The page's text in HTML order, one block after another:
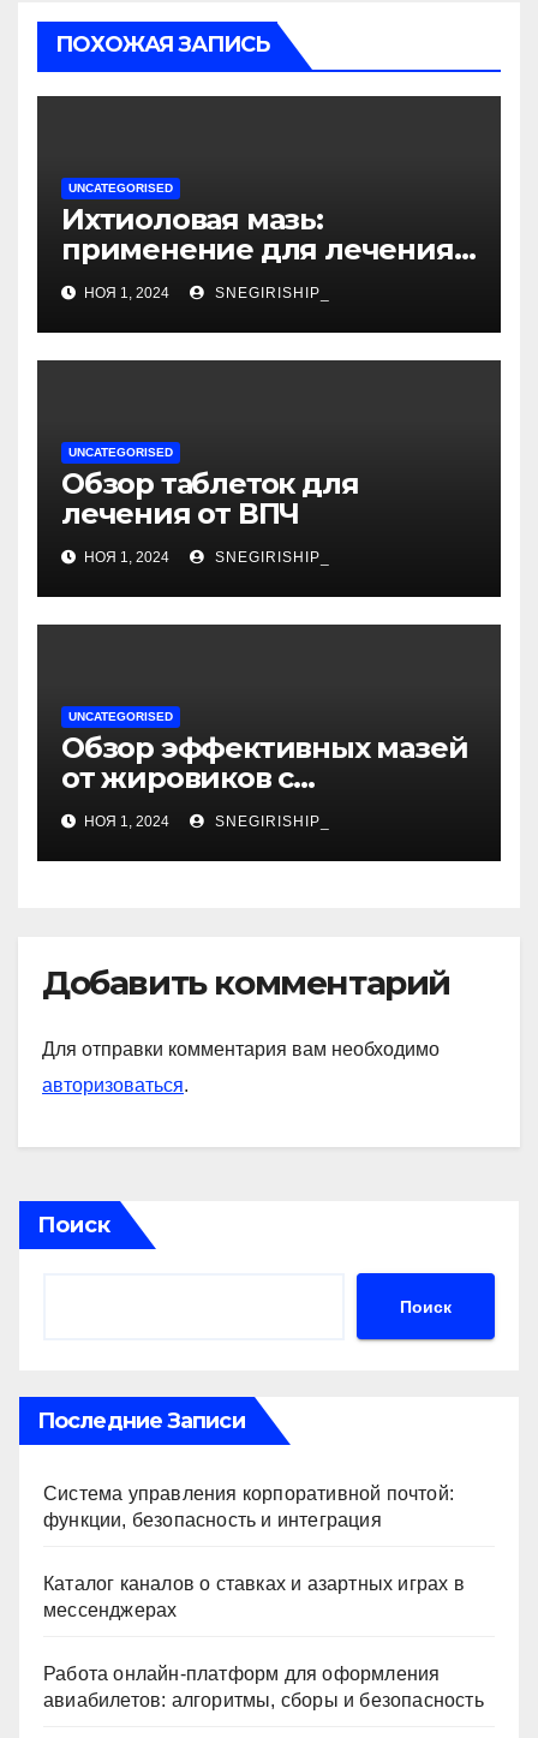
ПОХОЖАЯ ЗАПИСЬ
UNCATEGORISED
Ихтиоловая мазь:
применение для лечения
фурункулов
НОЯ 1, 2024 SNEGIRISHIP_
UNCATEGORISED
Обзор таблеток для
лечения от ВПЧ
НОЯ 1, 2024 SNEGIRISHIP_
UNCATEGORISED
Обзор эффективных мазей
от жировиков с
рассасывающим эффектом
НОЯ 1, 2024 SNEGIRISHIP_
Добавить комментарий
Для отправки комментария вам необходимо
авторизоваться.
Поиск
Поиск
Последние Записи
Система управления корпоративной почтой:
функции, безопасность и интеграция
Каталог каналов о ставках и азартных играх в
мессенджерах
Работа онлайн‑платформ для оформления
авиабилетов: алгоритмы, сборы и безопасность